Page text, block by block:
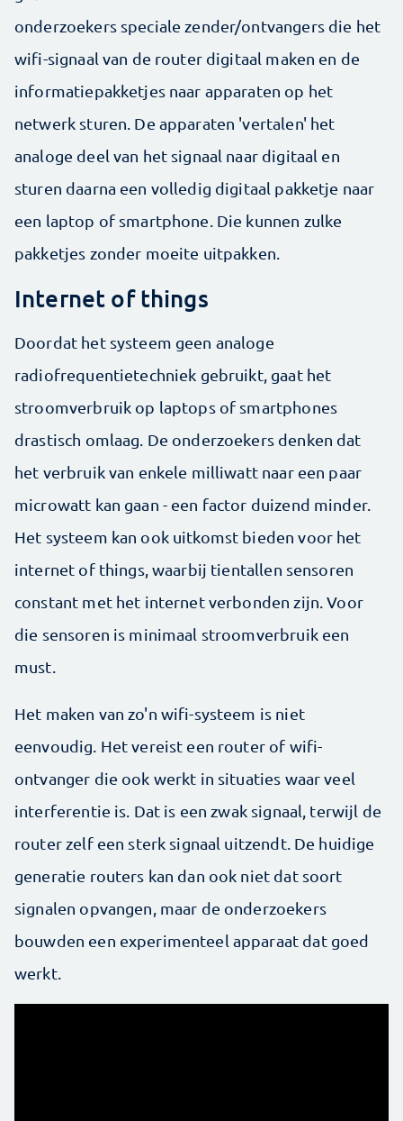
onderzoekers speciale zender/ontvangers die het
wifi-signaal van de router digitaal maken en de
informatiepakketjes naar apparaten op het
netwerk sturen. De apparaten 'vertalen' het
analoge deel van het signaal naar digitaal en
sturen daarna een volledig digitaal pakketje naar
een laptop of smartphone. Die kunnen zulke
pakketjes zonder moeite uitpakken.
Internet of things
Doordat het systeem geen analoge
radiofrequentietechniek gebruikt, gaat het
stroomverbruik op laptops of smartphones
drastisch omlaag. De onderzoekers denken dat
het verbruik van enkele milliwatt naar een paar
microwatt kan gaan - een factor duizend minder.
Het systeem kan ook uitkomst bieden voor het
internet of things, waarbij tientallen sensoren
constant met het internet verbonden zijn. Voor
die sensoren is minimaal stroomverbruik een
must.
Het maken van zo'n wifi-systeem is niet
eenvoudig. Het vereist een router of wifi-
ontvanger die ook werkt in situaties waar veel
interferentie is. Dat is een zwak signaal, terwijl de
router zelf een sterk signaal uitzendt. De huidige
generatie routers kan dan ook niet dat soort
signalen opvangen, maar de onderzoekers
bouwden een experimenteel apparaat dat goed
werkt.